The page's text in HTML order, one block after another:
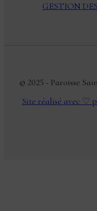
GESTION
© 2025 - Paroisse
Site réalisé avec ♡